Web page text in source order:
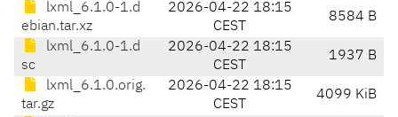
lxml_6.1.0-1.d
ebian.tar.xz
2026-04-22 18:15
CEST
8584 B
lxml_6.1.0-1.d
sc
2026-04-22 18:15
CEST
1937 B
lxml_6.1.0.orig.
tar.gz
2026-04-22 18:15
CEST
4099 KiB